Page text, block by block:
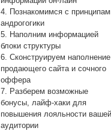
4. Познакомимся с
андрогогики
5. Наполним информацией
блоки структуры
6. Сконструируем наполнение
продающего сайта и сочного
оффера
7. Разберем возможные
бонусы, лайф-хаки для
повышения лояльности
аудитории